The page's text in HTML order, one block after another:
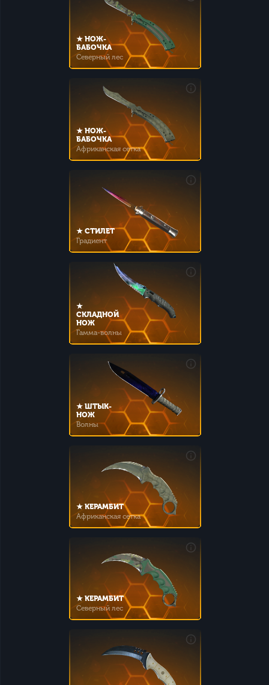
★ НОЖ-
БАБОЧКА
Северный лес
★ НОЖ-
БАБОЧКА
Африканская сетка
★ СТИЛЕТ
Градиент
★
СКЛАДНОЙ
НОЖ
Гамма-волны
★ ШТЫК-
НОЖ
Волны
★ КЕРАМБИТ
Африканская сетка
★ КЕРАМБИТ
Северный лес